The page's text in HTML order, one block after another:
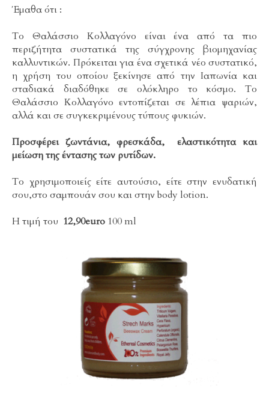
Έμαθα ότι :
Το Θαλάσσιο Κολλαγόνο είναι ένα από τα πιο
περιζήτητα συστατικά της σύγχρονης βιομηχανίας
καλλυντικών. Πρόκειται για ένα σχετικά νέο συστατικό,
η χρήση του οποίου ξεκίνησε από την Ιαπωνία και
σταδιακά διαδόθηκε σε ολόκληρο το κόσμο. Το
Θαλάσσιο Κολλαγόνο εντοπίζεται σε λέπια ψαριών,
αλλά και σε συγκεκριμένους τύπους φυκιών.
Προσφέρει ζωντάνια, φρεσκάδα, ελαστικότητα και
μείωση της έντασης των ρυτίδων.
Tο χρησιμοποιείς είτε αυτούσιο, είτε στην ενυδατική
σου,στο σαμπουάν σου και στην body lotion.
Η τιμή του 12,90euro 100 ml